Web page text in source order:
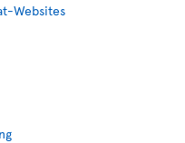
Websites